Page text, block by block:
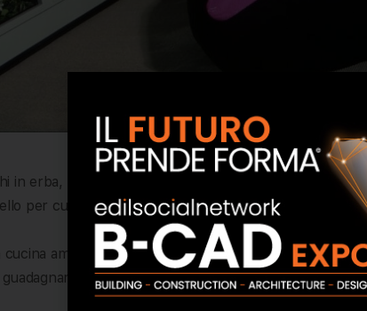
in erba, la cucina rappresenta sempre uno degli
per cui vengono studiate le migliori combinazione di
ampia e luminosa, i portoni sezionali vetrati
spazio prezioso e trasformare un’intera